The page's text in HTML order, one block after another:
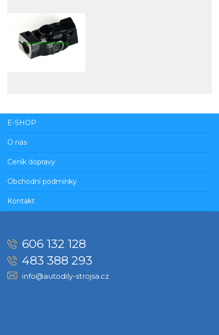
E-SHOP
O nás
Ceník dopravy
Obchodní podmínky
Kontakt
606 132 128
483 388 293
info@autodily-strojsa.cz